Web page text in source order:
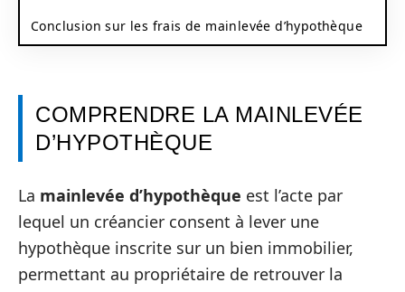
Conclusion sur les frais de mainlevée d’hypothèque
COMPRENDRE LA MAINLEVÉE
D’HYPOTHÈQUE
La mainlevée d’hypothèque est l’acte par
lequel un créancier consent à lever une
hypothèque inscrite sur un bien immobilier,
permettant au propriétaire de retrouver la